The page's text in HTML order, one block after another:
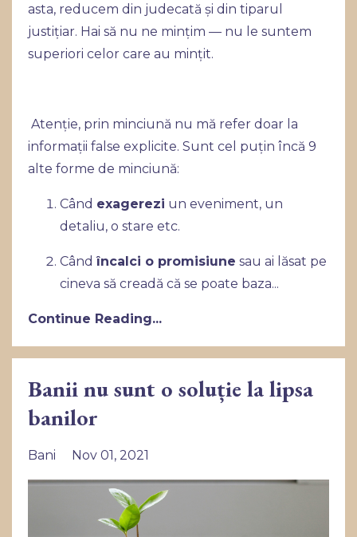
asta, reducem din judecată și din tiparul
justițiar. Hai să nu ne mințim — nu le suntem
superiori celor care au mințit.
Atenție, prin minciună nu mă refer doar la
informații false explicite. Sunt cel puțin încă 9
alte forme de minciună:
Când exagerezi un eveniment, un
detaliu, o stare etc.
Cândîncalci o promisiune sau ai lăsat pe
cineva să creadă că se poate baza...
Continue Reading...
Banii nu sunt o soluție la lipsa
banilor
Bani Nov 01, 2021